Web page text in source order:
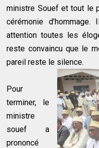
ministre Souef et tout le
cérémonie
attention toutes les
reste convaincu que le
pareil reste le silence.
Pour
terminer, le
ministre
souef a
prononcé